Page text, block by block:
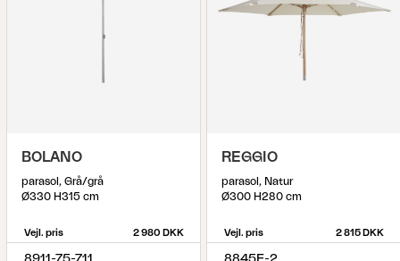
BOLANO
parasol, Grå/grå
Ø330 H315 cm
Vejl. pris 2 980 DKK
REGGIO
parasol, Natur
Ø300 H280 cm
Vejl. pris 2 815 DKK